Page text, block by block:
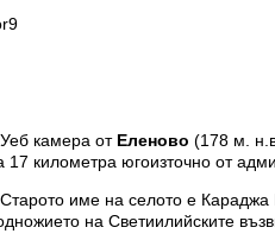
камера от Еленово (178 м.
17 километра югоизточно от
име на селото е
на Светиилийските